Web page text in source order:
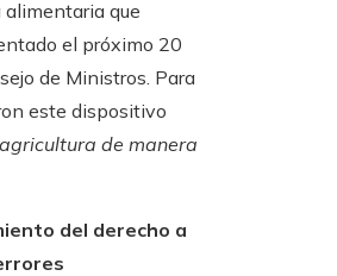
que
el próximo 20
de Ministros. Para
este dispositivo
agricultura de manera
del derecho a